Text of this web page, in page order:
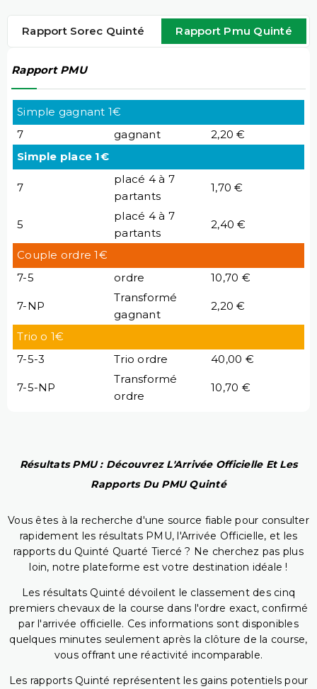
Rapport Sorec Quinté Rapport Pmu Quinté
Rapport PMU
Simple gagnant 1€
7
gagnant
2,20 €
Simple place 1€
7
placé 4 à 7
partants
1,70 €
5
placé 4 à 7
partants
2,40 €
Couple ordre 1€
7-5
ordre 10,70 €
7-NP
Transformé
gagnant
2,20 €
Trio o 1€
7-5-3
Trio ordre 40,00 €
7-5-NP
Transformé
ordre
10,70 €
Résultats PMU : Découvrez L'Arrivée Officielle Et Les
Rapports Du PMU Quinté
Vous êtes à la recherche d'une source fiable pour consulter
rapidement les résultats PMU, l'Arrivée Officielle, et les
rapports du Quinté Quarté Tiercé ? Ne cherchez pas plus
loin, notre plateforme est votre destination idéale !
Les résultats Quinté dévoilent le classement des cinq
premiers chevaux de la course dans l'ordre exact, confirmé
par l'arrivée officielle. Ces informations sont disponibles
quelques minutes seulement après la clôture de la course,
vous offrant une réactivité incomparable.
Les rapports Quinté représentent les gains potentiels pour